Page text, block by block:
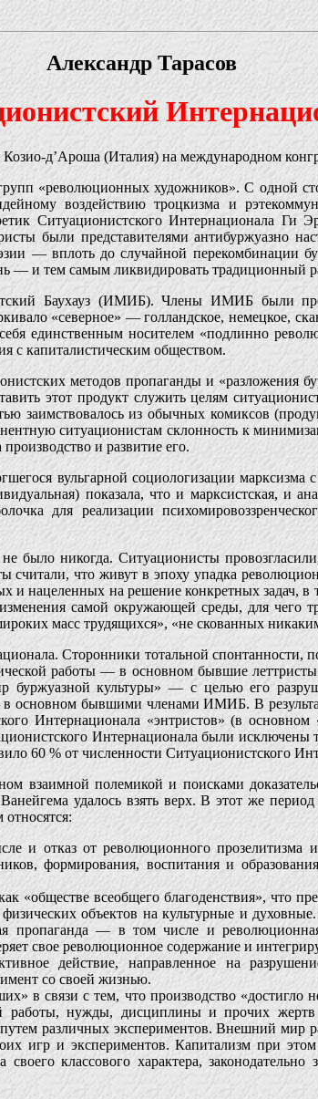
Александр Тарасов
д’Ароша (Италия) на международном
«революционных художников». С одной
воздействию троцкизма и
Ситуационистского Интернационала Ги
были представителями антибуржуазно
— вплоть до случайной перекомбинации
и тем самым ликвидировать традиционный
Баухауз (ИМИБ). Члены ИМИБ были
«северное» — голландское, немецкое,
единственным носителем «подлинно
с капиталистическим обществом.
методов пропаганды и «разложения
этот продукт служить целям
заимствовалось из обычных комиксов
ситуационистам склонность к
и развитие его.
вульгарной социологизации
показала, что и марксистская, и
для реализации
было никогда. Ситуационисты
считали, что живут в эпоху упадка
нацеленных на решение конкретных задач, в
самой окружающей среды, для чего
масс трудящихся», «не скованных
Сторонники тотальной спонтанности,
работы — в основном бывшие
буржуазной культуры» — с целью его
основном бывшими членами ИМИБ. В
Интернационала «энтристов» (в
Интернационала были исключены
60 % от численности Ситуационистского
взаимной полемикой и поисками
удалось взять верх. В этот же
и отказ от революционного
формирования, воспитания и
«обществе всеобщего благоденствия», что
объектов на культурные и
пропаганда — в том числе и
свое революционное содержание и
действие, направленное на
со своей жизнью.
в связи с тем, что производство
нужды, дисциплины и прочих жертв
различных экспериментов. Внешний мир
игр и экспериментов. Капитализм при
классового характера,